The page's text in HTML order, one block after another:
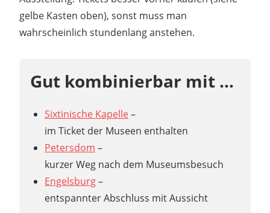
gelbe Kasten oben), sonst muss man
wahrscheinlich stundenlang anstehen.
Gut kombinierbar mit …
Sixtinische Kapelle–
im Ticket der Museen enthalten
Petersdom –
kurzer Weg nach dem Museumsbesuch
Engelsburg–
entspannter Abschluss mit Aussicht